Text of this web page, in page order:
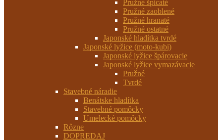
Pružné špicaté
Pružné zaoblené
Pružné hranaté
Pružné ostatné
Japonské hladítka tvrdé
Japonské lyžice (moto-kubi)
Japonské lyžice špárovacie
Japonské lyžice vymazávacie
Pružné
Tvrdé
Stavebné náradie
Benátske hladítka
Stavebné pomôcky
Umelecké pomôcky
Rôzne
DOPREDAJ